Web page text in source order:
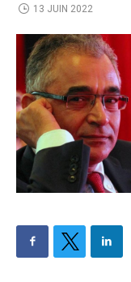
13 JUIN 2022